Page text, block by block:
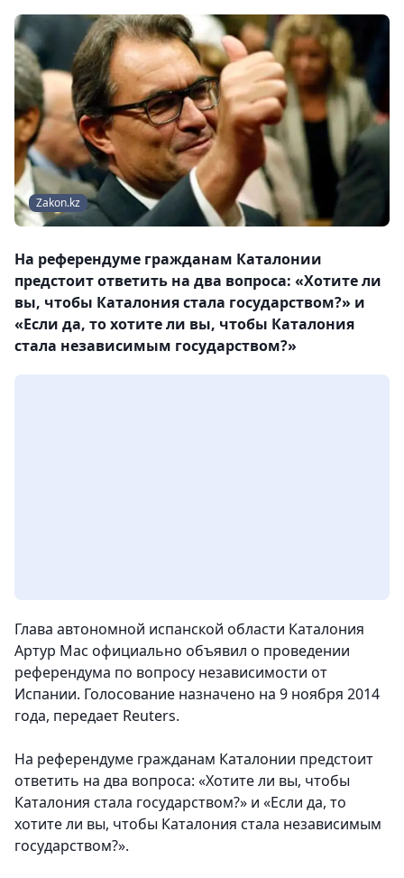
Zakon.kz
На референдуме гражданам Каталонии
предстоит ответить на два вопроса: «Хотите ли
вы, чтобы Каталония стала государством?» и
«Если да, то хотите ли вы, чтобы Каталония
стала независимым государством?»
Глава автономной испанской области Каталония
Артур Мас официально объявил о проведении
референдума по вопросу независимости от
Испании. Голосование назначено на 9 ноября 2014
года, передает Reuters.
На референдуме гражданам Каталонии предстоит
ответить на два вопроса: «Хотите ли вы, чтобы
Каталония стала государством?» и «Если да, то
хотите ли вы, чтобы Каталония стала независимым
государством?».